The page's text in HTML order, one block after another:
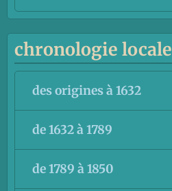
chronologie locale
des origines à 1632
de 1632 à 1789
de 1789 à 1850